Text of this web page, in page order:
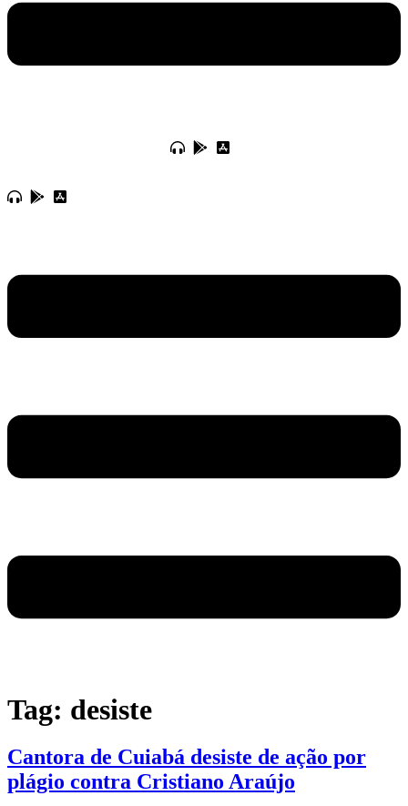
Tag: desiste
Cantora de Cuiabá desiste de ação por
plágio contra Cristiano Araújo